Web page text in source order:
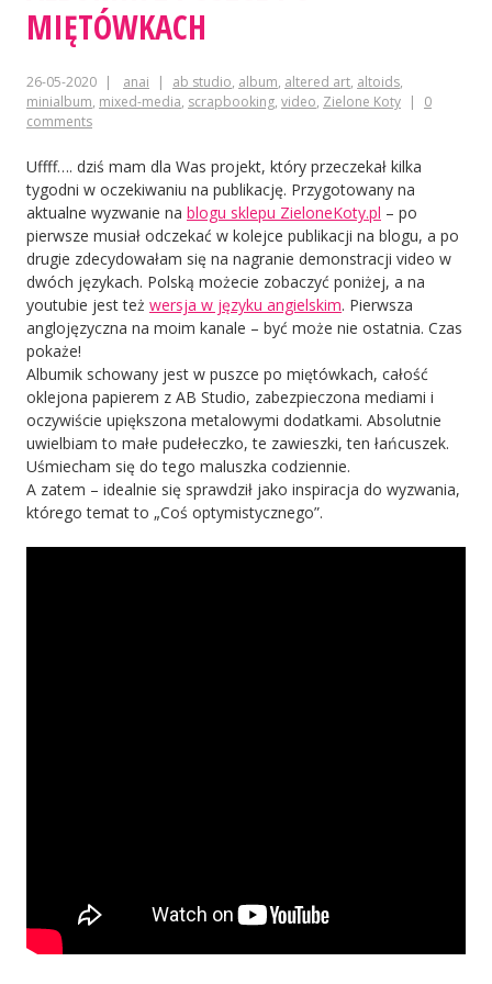
MIĘTÓWKACH
26-05-2020 anai ab studio, album, altered art, altoids,
minialbum, mixed-media, scrapbooking, video, Zielone Koty
0
comments
Uffff…. dziś mam dla Was projekt, który przeczekał kilka
tygodni w oczekiwaniu na publikację. Przygotowany na
aktualne wyzwanie na blogu sklepu ZieloneKoty.pl – po
pierwsze musiał odczekać w kolejce publikacji na blogu, a po
drugie zdecydowałam się na nagranie demonstracji video w
dwóch językach. Polską możecie zobaczyć poniżej, a na
youtubie jest też wersja w języku angielskim. Pierwsza
anglojęzyczna na moim kanale – być może nie ostatnia. Czas
pokaże!
Albumik schowany jest w puszce po miętówkach, całość
oklejona papierem z AB Studio, zabezpieczona mediami i
oczywiście upiększona metalowymi dodatkami. Absolutnie
uwielbiam to małe pudełeczko, te zawieszki, ten łańcuszek.
Uśmiecham się do tego maluszka codziennie.
A zatem – idealnie się sprawdził jako inspiracja do wyzwania,
którego temat to „Coś optymistycznego”.